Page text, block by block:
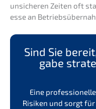
unsiche­ren Zeiten oft
es­se an
Sind Sie
ga­be
Eine
Risiken und sorgt